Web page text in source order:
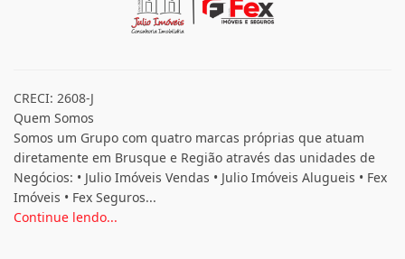
CRECI: 2608-J
Quem Somos